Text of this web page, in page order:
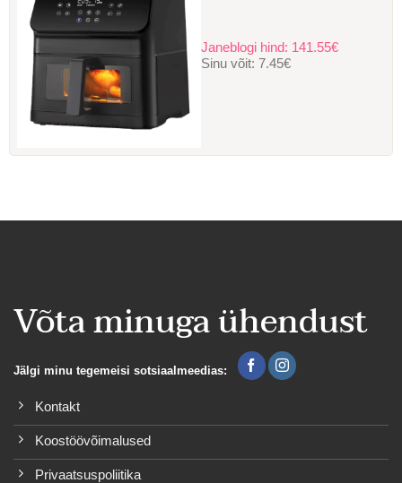
Janeblogi hind: 141.55€
Sinu võit: 7.45€
Võta minuga ühendust
Jälgi minu tegemeisi sotsiaalmeedias:
Kontakt
Koostöövõimalused
Privaatsuspoliitika